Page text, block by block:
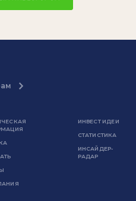
ИНВЕСТ ИДЕИ
СТАТИСТИКА
ИНСАЙДЕР-
РАДАР